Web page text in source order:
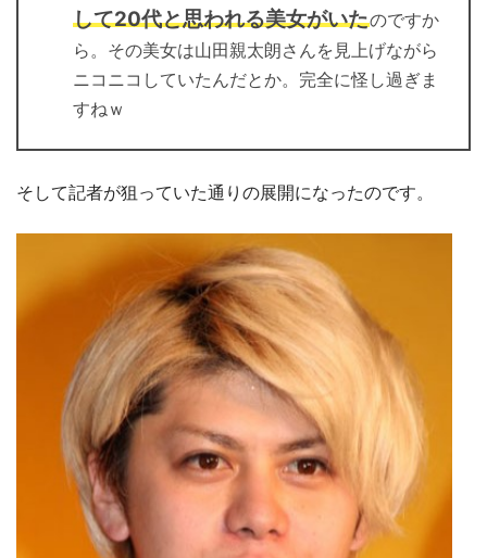
して20代と思われる美女がいたのですか
ら。その美女は山田親太朗さんを見上げながら
ニコニコしていたんだとか。完全に怪し過ぎま
すねｗ
そして記者が狙っていた通りの展開になったのです。